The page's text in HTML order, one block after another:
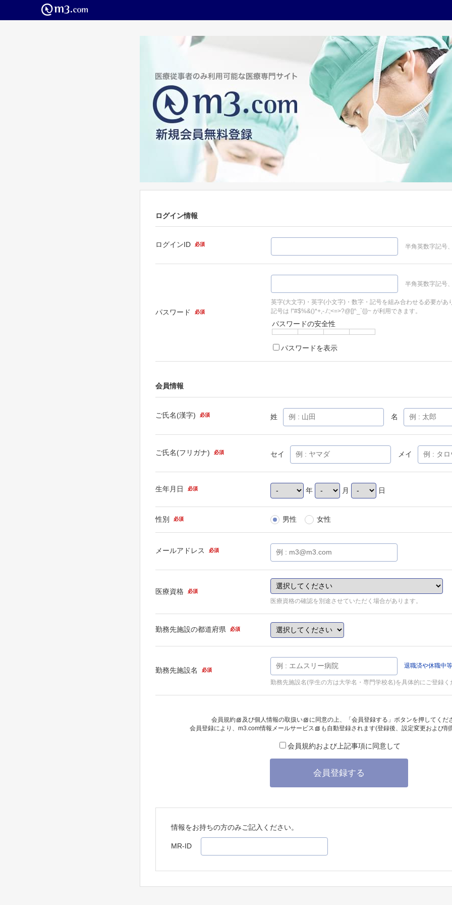
ログイン情報
ログインID 必須 半角英数字記号
パスワード 必須
半角英数字記号
英字(大文字)・英字(小文字)・数字・記号を組み合わせる必要があ
記号は !"#$%&()*+,-./:;<=>?@[]^_`{|}~ が利用できます。
パスワードの安全性
パスワードを表示
会員情報
ご氏名(漢字) 必須 姓 名
ご氏名(フリガナ) 必須 セイ メイ
生年月日 必須 年 月 日
性別 必須 男性 女性
メールアドレス 必須
医療資格 必須
医療資格の確認を別途させていただく場合があります。
勤務先施設の都道府県 必須
勤務先施設名 必須
退職済や休職中
勤務先施設名(学生の方は大学名・専門学校名)を具体的にご登録く
会員規約 及び個人情報の取扱い
に同意の上、「会員登録する」ボタンを押してくだ
会員登録により、 m3.com情報メールサービス も自動登録されます(登録後、設定変更および
会員規約および上記事項に同意して
会員登録する
情報をお持ちの方のみご記入ください。
MR-ID